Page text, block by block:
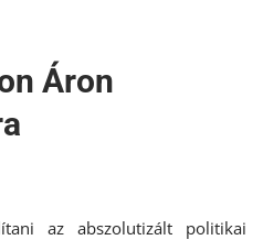
Áron
az abszolutizált politikai